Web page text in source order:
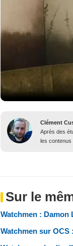
Clément
Après des
les contenus
Sur le
Watchmen : Damon
Watchmen sur